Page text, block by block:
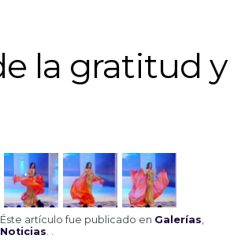
la gratitud y
Éste artículo fue publicado en Galerías,
Noticias. .